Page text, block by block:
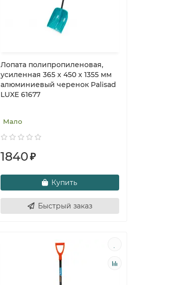
Лопата полипропиленовая,
усиленная 365 x 450 х 1355 мм
алюминиевый черенок Palisad
LUXE 61677
Мало
1840₽
Купить
Быстрый заказ